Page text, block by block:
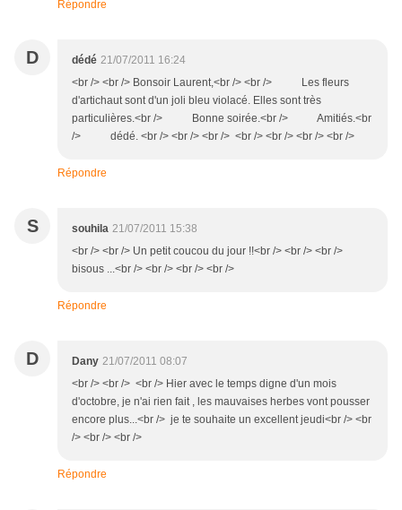
Répondre
D dédé 21/07/2011 16:24
<br /> <br /> Bonsoir Laurent,<br /> <br /> Les fleurs
d'artichaut sont d'un joli bleu violacé. Elles sont très
particulières.<br /> Bonne soirée.<br /> Amitiés.<br
/> dédé. <br /> <br /> <br /> <br /> <br /> <br /> <br />
Répondre
S souhila 21/07/2011 15:38
<br /> <br /> Un petit coucou du jour !!<br /> <br /> <br />
bisous ...<br /> <br /> <br /> <br />
Répondre
D Dany 21/07/2011 08:07
<br /> <br /> <br /> Hier avec le temps digne d'un mois
d'octobre, je n'ai rien fait , les mauvaises herbes vont pousser
encore plus...<br /> je te souhaite un excellent jeudi<br /> <br
/> <br /> <br />
Répondre